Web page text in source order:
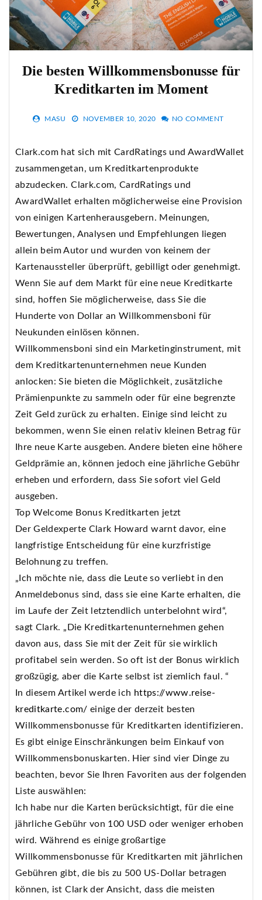
Die besten Willkommensbonusse für
Kreditkarten im Moment
MASU NOVEMBER 10, 2020 NO COMMENT
Clark.com hat sich mit CardRatings und AwardWallet
zusammengetan, um Kreditkartenprodukte
abzudecken. Clark.com, CardRatings und
AwardWallet erhalten möglicherweise eine Provision
von einigen Kartenherausgebern. Meinungen,
Bewertungen, Analysen und Empfehlungen liegen
allein beim Autor und wurden von keinem der
Kartenaussteller überprüft, gebilligt oder genehmigt.
Wenn Sie auf dem Markt für eine neue Kreditkarte
sind, hoffen Sie möglicherweise, dass Sie die
Hunderte von Dollar an Willkommensboni für
Neukunden einlösen können.
Willkommensboni sind ein Marketinginstrument, mit
dem Kreditkartenunternehmen neue Kunden
anlocken: Sie bieten die Möglichkeit, zusätzliche
Prämienpunkte zu sammeln oder für eine begrenzte
Zeit Geld zurück zu erhalten. Einige sind leicht zu
bekommen, wenn Sie einen relativ kleinen Betrag für
Ihre neue Karte ausgeben. Andere bieten eine höhere
Geldprämie an, können jedoch eine jährliche Gebühr
erheben und erfordern, dass Sie sofort viel Geld
ausgeben.
Top Welcome Bonus Kreditkarten jetzt
Der Geldexperte Clark Howard warnt davor, eine
langfristige Entscheidung für eine kurzfristige
Belohnung zu treffen.
„Ich möchte nie, dass die Leute so verliebt in den
Anmeldebonus sind, dass sie eine Karte erhalten, die
im Laufe der Zeit letztendlich unterbelohnt wird“,
sagt Clark. „Die Kreditkartenunternehmen gehen
davon aus, dass Sie mit der Zeit für sie wirklich
profitabel sein werden. So oft ist der Bonus wirklich
großzügig, aber die Karte selbst ist ziemlich faul. “
In diesem Artikel werde ich https://www.reise-
kreditkarte.com/ einige der derzeit besten
Willkommensbonusse für Kreditkarten identifizieren.
Es gibt einige Einschränkungen beim Einkauf von
Willkommensbonuskarten. Hier sind vier Dinge zu
beachten, bevor Sie Ihren Favoriten aus der folgenden
Liste auswählen:
Ich habe nur die Karten berücksichtigt, für die eine
jährliche Gebühr von 100 USD oder weniger erhoben
wird. Während es einige großartige
Willkommensbonusse für Kreditkarten mit jährlichen
Gebühren gibt, die bis zu 500 US-Dollar betragen
können, ist Clark der Ansicht, dass die meisten